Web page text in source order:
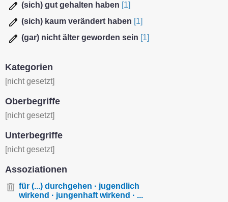
(sich) gut gehalten haben [1]
(sich) kaum verändert haben [1]
(gar) nicht älter geworden sein [1]
Kategorien
[nicht gesetzt]
Oberbegriffe
[nicht gesetzt]
Unterbegriffe
[nicht gesetzt]
Assoziationen
für (...) durchgehen · jugendlich
wirkend · jungenhaft wirkend · ...